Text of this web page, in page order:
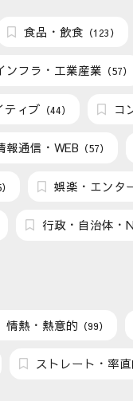
食品・飲食 （123）
ンフラ・工業産業 （57）
ティブ （44） コ
報通信・WEB （57）
娯楽・エンタ
行政・自治体・
情熱・熱意的 （99）
ストレート・率